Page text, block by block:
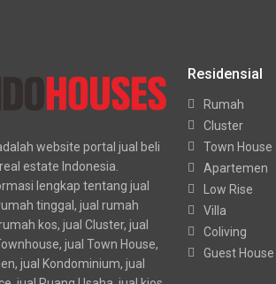
website portal jual beli
estate Indonesia.
lengkap tentang jual
tinggal, jual rumah
kos, jual Cluster, jual
jual Town House,
jual Kondominium, jual
Residensial
Rumah
Cluster
Town House
Apartemen
Low Rise
Villa
Coliving
Guest House